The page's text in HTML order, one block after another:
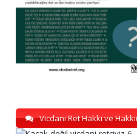
Vicdani Ret Hakkı ve